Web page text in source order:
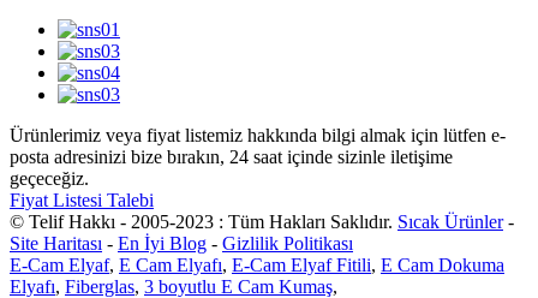
Ürünlerimiz veya fiyat listemiz hakkında bilgi almak için lütfen e-
posta adresinizi bize bırakın, 24 saat içinde sizinle iletişime
geçeceğiz.
Fiyat Listesi Talebi
© Telif Hakkı - 2005-2023 : Tüm Hakları Saklıdır. Sıcak Ürünler-
Site Haritası - En İyi Blog - Gizlilik Politikası
E-Cam Elyaf, E Cam Elyafı, E-Cam Elyaf Fitili, E Cam Dokuma
Elyafı, Fiberglas, 3 boyutlu E Cam Kumaş,